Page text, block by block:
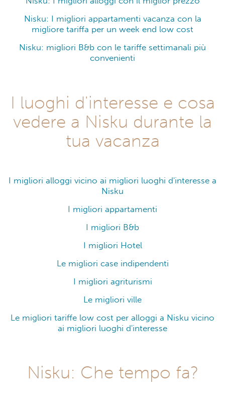
Nisku: I migliori appartamenti vacanza con la
migliore tariffa per un week end low cost
Nisku: migliori B&b con le tariffe settimanali più
convenienti
I luoghi d'interesse e cosa
vedere a Nisku durante la
tua vacanza
I migliori alloggi vicino ai migliori luoghi d'interesse a
Nisku
I migliori appartamenti
I migliori B&b
I migliori Hotel
Le migliori case indipendenti
I migliori agriturismi
Le migliori ville
Le migliori tariffe low cost per alloggi a Nisku vicino
ai migliori luoghi d'interesse
Nisku: Che tempo fa?